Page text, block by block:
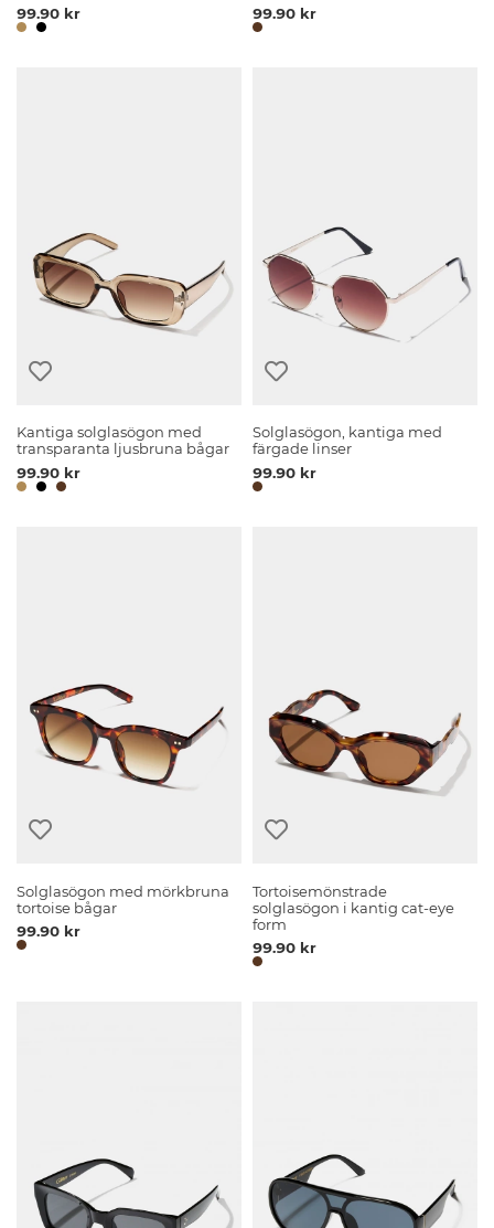
99.90 kr
99.90 kr
Kantiga solglasögon med
transparanta ljusbruna bågar
99.90 kr
Solglasögon, kantiga med
färgade linser
99.90 kr
Solglasögon med mörkbruna
tortoise bågar
99.90 kr
Tortoisemönstrade
solglasögon i kantig cat-eye
form
99.90 kr